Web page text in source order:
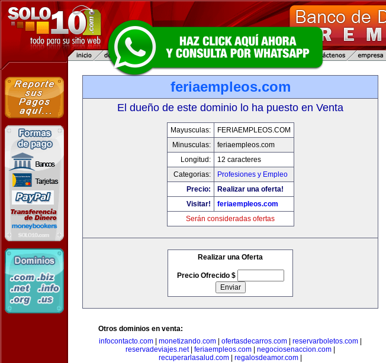
feriaempleos.com
El dueño de este dominio lo ha puesto en Venta
Mayusculas:
FERIAEMPLEOS.COM
Minusculas:
feriaempleos.com
Longitud:
12 caracteres
Categorias:
Profesiones y Empleo
Precio:
Realizar una oferta!
Visitar!
feriaempleos.com
Serán consideradas ofertas
Realizar una Oferta
Precio Ofrecido $
Otros dominios en venta:
infocontacto.com
monetizando.com ofertasdecarros.com reservarboletos.com
reservadeviajes.net| feriaempleos.com negociosenaccion.com
recuperarlasalud.com
regalosdeamor.com